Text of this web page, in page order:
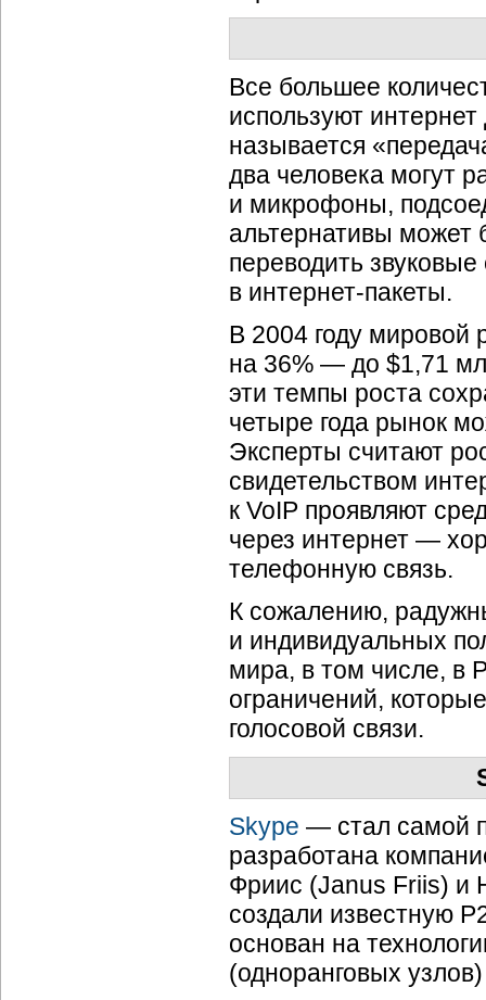
Все большее
используют
называется
два человека могут
и микрофоны,
альтернативы может
переводить
в интернет-пакеты.
В 2004 году мировой
на 36% — до $1,71
эти темпы роста
четыре года рынок
Эксперты считают
свидетельством
к VoIP проявляют
через интернет —
телефонную связь.
К сожалению,
и индивидуальных
мира, в том числе, в
ограничений,
голосовой связи.
Skype — стал самой
разработана
Фриис (Janus Friis) и
создали известную
основан на
(одноранговых